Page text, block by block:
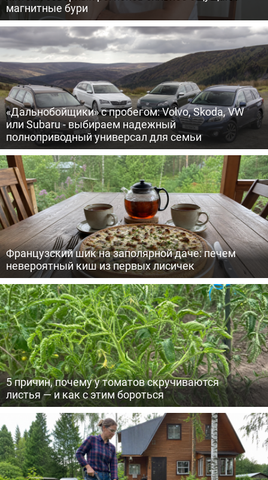
магнитные бури
«Дальнобойщики» с пробегом: Volvo, Skoda, VW
или Subaru - выбираем надежный
полноприводный универсал для семьи
Французский шик на заполярной даче: печем
невероятный киш из первых лисичек
5 причин, почему у томатов скручиваются
листья — и как с этим бороться